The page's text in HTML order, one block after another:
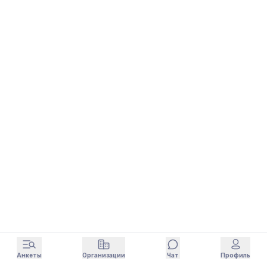
Анкеты Организации Чат Профиль